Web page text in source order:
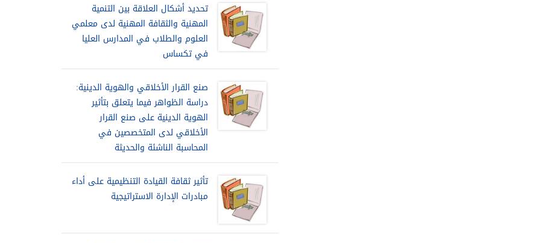
تحديد أشكال العلاقة بين التنمية
المهنية والثقافة المهنية لدى معلمي
العلوم والطلاب في المدارس العليا
في تكساس
صنع القرار الأخلاقي والهوية الدينية:
دراسة الظواهر فيما يتعلق بتأثير
الهوية الدينية على صنع القرار
الأخلاقي لدى المتخصصين في
المحاسبة الناشئة والحديثة
تأثير ثقافة القيادة التنظيمية على أداء
مبادرات الإدارة الاستراتيجية